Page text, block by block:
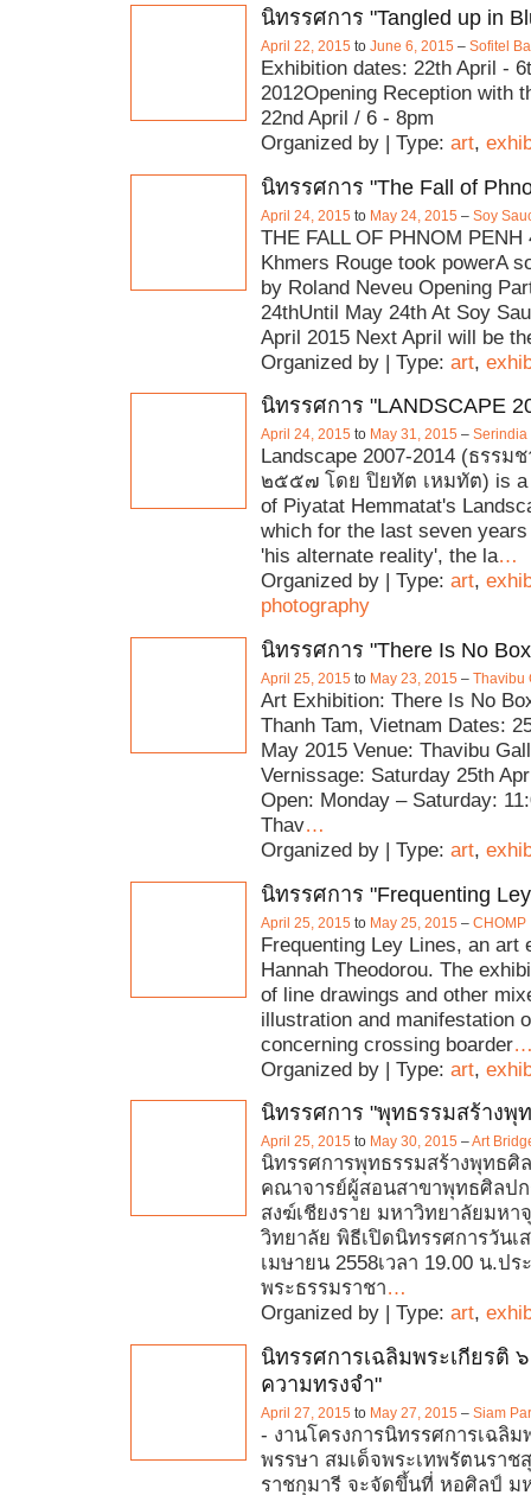
นิทรรศการ "Tangled up in
April 22, 2015 to June 6, 2015 – Sofitel
Exhibition dates: 22th April -
2012Opening Reception with
22nd April / 6 - 8pm
Organized by | Type: art,
นิทรรศการ "The Fall of
April 24, 2015 to May 24, 2015 – Soy
THE FALL OF PHNOM
Khmers Rouge took powerA
by Roland Neveu Opening
24thUntil May 24th At Soy
April 2015 Next April will be
Organized by | Type: art,
นิทรรศการ "LANDSCAPE
April 24, 2015 to May 31, 2015 – Serindia
Landscape 2007-2014 (ธรร
๒๕๕๗ โดย ปิยทัต เหมทัต) is a
of Piyatat Hemmatat's
which for the last seven
'his alternate reality', the la…
Organized by | Type: art,
photography
นิทรรศการ "There Is No
April 25, 2015 to May 23, 2015 – Thavibu
Art Exhibition: There Is No
Thanh Tam, Vietnam Dates:
May 2015 Venue: Thavibu
Vernissage: Saturday 25th
Open: Monday – Saturday:
Thav…
Organized by | Type: art,
นิทรรศการ "Frequenting
April 25, 2015 to May 25, 2015 – CHOMP
Frequenting Ley Lines, an art
Hannah Theodorou. The
of line drawings and other
illustration and manifestation
concerning crossing boarder
Organized by | Type: art,
นิทรรศการ "พุทธรรมสร้างพุ
April 25, 2015 to May 30, 2015 –Art
นิทรรศการพุทธรรมสร้างพุทธศิ
คณาจารย์ผู้สอนสาขาพุทธศิลป
สงฆ์เชียงราย มหาวิทยาลัยมหา
วิทยาลัย พิธีเปิดนิทรรศการวันเ
เมษายน 2558เวลา 19.00 น.ป
พระธรรมราชา…
Organized by | Type: art,
นิทรรศการเฉลิมพระเกียรติ
ความทรงจำ"
April 27, 2015 to May 27, 2015 – Siam
- งานโครงการนิทรรศการเฉลิม
พรรษา สมเด็จพระเทพรัตนราช
ราชกุุมารี จะจัดขึ้นที่ หอศิลป์ ม